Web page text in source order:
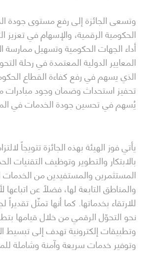
وتسعى الجائزة إلى رفع مستوى جودة
الحكومية الرقمية، والإسهام في تعزيز
أداء الجهات الحكومية وتسهيل ممارسة
المعايير الدولية المعتمدة في رحلة
الذي يسهم في رفع كفاءة القطاع
تحفيز استحداث وضمان وجود مبادرات
يُسهم في تحسين جودة الخدمات في
يأتي فوز الهيئة بهذه الجائزة تتويجاً
بالابتكار والتطوير وتوظيف التقنيات
المستثمرين والمستفيدين من الخدمات
والمناطق التابعة لها، فضلاً عن
للارتقاء بخدماتها. كما أنها تمثّل تقديراً
نحو التحوّل الرقمي من خلال قيامها
وتطبيقات إلكترونية تهدف إلى تبسيط
وتوفير خدمات سريعة وآمنة وشاملة